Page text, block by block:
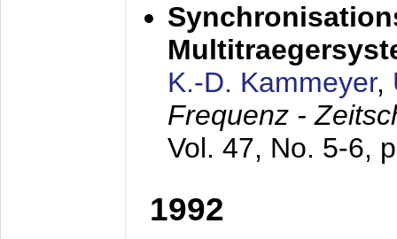
K.-D. Kammeyer,
Frequenz -
Vol. 47, No. 5-6,
1992